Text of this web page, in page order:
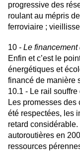
progressive des
roulant au mépris
ferroviaire ;
10 - Le financement
Enfin et c’est le
énergétiques et
financé de manière
10.1 - Le rail
Les promesses des
été respectées, les
retard
autoroutières en
ressources